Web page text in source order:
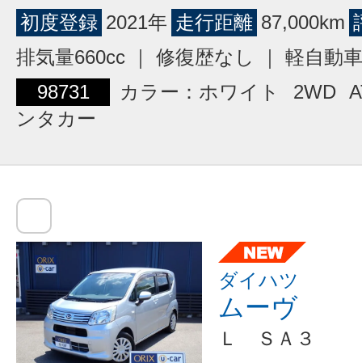
初度登録 2021年 走行距離 87,000km
排気量660cc ｜ 修復歴なし ｜ 軽自動車
98731
カラー：ホワイト 2WD
ンタカー
ダイハツ
ムーヴ
Ｌ ＳＡ３